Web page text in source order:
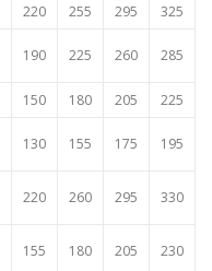
220 255 295
325
190 225 260 285
150 180 205
225
130 155 175 195
220 260 295 330
155 180 205 230